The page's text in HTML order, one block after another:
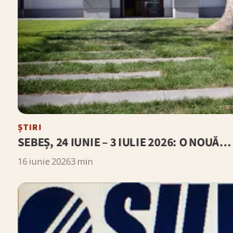
ȘTIRI
SEBEȘ, 24 IUNIE – 3 IULIE 2026: O NOUĂ…
16 iunie 20263 min